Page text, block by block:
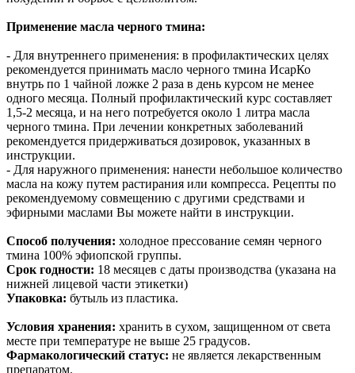
Применение масла черного тмина:
- Для внутреннего применения: в профилактических целях
рекомендуется принимать масло черного тмина ИсарКо
внутрь по 1 чайной ложке 2 раза в день курсом не менее
одного месяца. Полный профилактический курс составляет
1,5-2 месяца, и на него потребуется около 1 литра масла
черного тмина. При лечении конкретных заболеваний
рекомендуется придерживаться дозировок, указанных в
инструкции.
- Для наружного применения: нанести небольшое количество
масла на кожу путем растирания или компресса. Рецепты по
рекомендуемому совмещению с другими средствами и
эфирными маслами Вы можете найти в инструкции.
Способ получения: холодное прессование семян черного
тмина 100% эфиопской группы.
Срок годности: 18 месяцев с даты производства (указана на
нижней лицевой части этикетки)
Упаковка: бутыль из пластика.
Условия хранения: хранить в сухом, защищенном от света
месте при температуре не выше 25 градусов.
Фармакологический статус: не является лекарственным
препаратом.